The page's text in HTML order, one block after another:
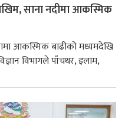
साना नदीमा आकस्मिक
आकस्मिक बाढीको मध्यमदेखि
विभागले पाँचथर, इलाम,